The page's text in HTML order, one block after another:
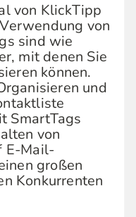
von KlickTipp
von
sind wie
mit denen Sie
können.
und
SmartTags
von
E-Mail-
großen
Konkurrenten